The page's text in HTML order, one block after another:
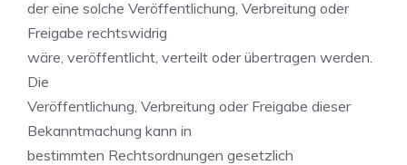
der eine solche Veröffentlichung, Verbreitung oder
Freigabe rechtswidrig
wäre, veröffentlicht, verteilt oder übertragen werden.
Die
Veröffentlichung, Verbreitung oder Freigabe dieser
Bekanntmachung kann in
bestimmten Rechtsordnungen gesetzlich